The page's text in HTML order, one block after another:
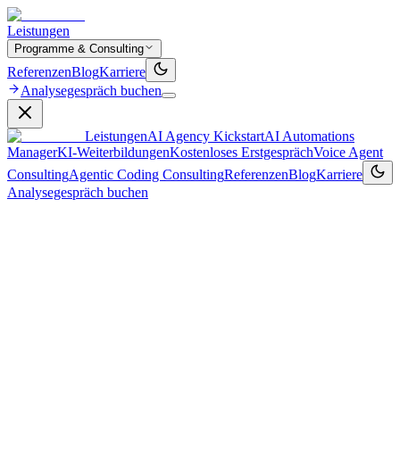
Leistungen
Programme & Consulting
ReferenzenBlogKarriere
Analysegespräch buchen
LeistungenAI Agency KickstartAI Automations
ManagerKI‑WeiterbildungenKostenloses ErstgesprächVoice Agent
ConsultingAgentic Coding ConsultingReferenzenBlogKarriere
Analysegespräch buchen